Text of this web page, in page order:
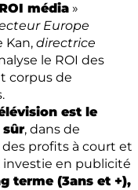
média »
Europe
Kan, directrice
le ROI des
corpus de
est le
sûr, dans de
profits à court et
investie en publicité
terme (3ans et +),